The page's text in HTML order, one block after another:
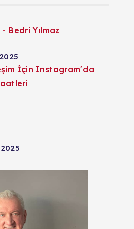
Bedri Yılmaz
İçin Instagram'da